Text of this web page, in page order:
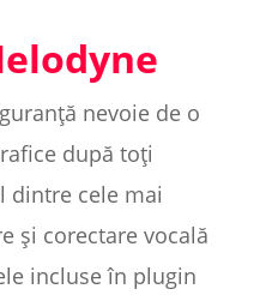
nevoie de o
după toți
dintre cele mai
și corectare vocală
incluse în plugin